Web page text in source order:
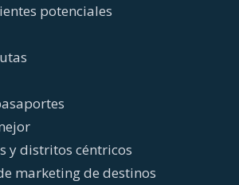
potenciales
y distritos céntricos
marketing de destinos